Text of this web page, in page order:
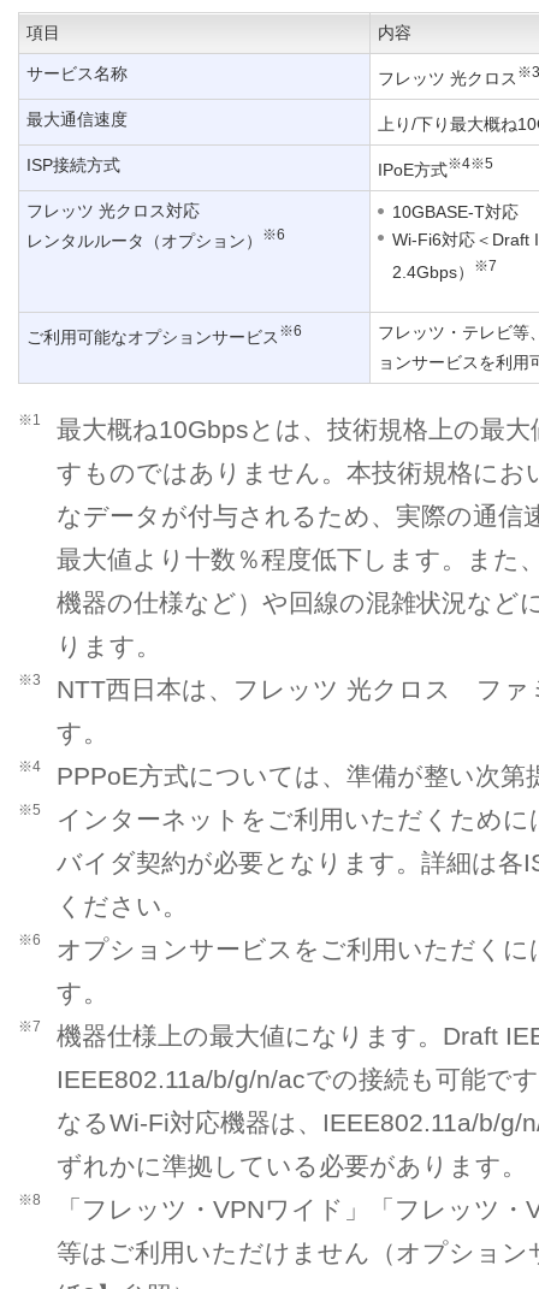
項目 内容
サービス名称 フレッツ 光クロス ※3
最大通信速度 上り/下り最大概ね
ISP接続方式 IPoE方式※4※5
フレッツ 光クロス対応
レンタルルータ（オプション）
※6
10GBASE-T対応
Wi-Fi6対応＜Draft
2.4Gbps）
※7
ご利用可能なオプションサービス ※6
フレッツ・テレビ等
ョンサービスを利用
※1
最大概ね10Gbpsとは、技術規格上の最
すものではありません。本技術規格にお
なデータが付与されるため、実際の通信
最大値より十数％程度低下します。また
機器の仕様など）や回線の混雑状況など
ります。
※3
NTT西日本は、フレッツ 光クロス ファ
す。
※4 PPPoE方式については、準備が整い次第
※5
インターネットをご利用いただくため
バイダ契約が必要となります。詳細は各
ください。
※6
オプションサービスをご利用いただく
す。
※7
機器仕様上の最大値になります。Draft
IEEE802.11a/b/g/n/acでの接続も可能で
なるWi-Fi対応機器は、IEEE802.11a/b/g/
ずれかに準拠している必要があります。
※8
「フレッツ・VPNワイド」「フレッツ
等はご利用いただけません（オプショ